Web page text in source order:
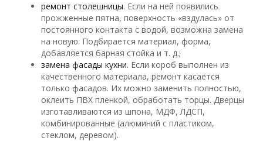
ремонт столешницы. Если на ней появились
прожженные пятна, поверхность «вздулась» от
постоянного контакта с водой, возможна замена
на новую. Подбирается материал, форма,
добавляется барная стойка и т. д.;
замена фасады кухни. Если короб выполнен из
качественного материала, ремонт касается
только фасадов. Их можно заменить полностью,
оклеить ПВХ пленкой, обработать торцы. Дверцы
изготавливаются из шпона, МДФ, ЛДСП,
комбинированные (алюминий с пластиком,
стеклом, деревом).